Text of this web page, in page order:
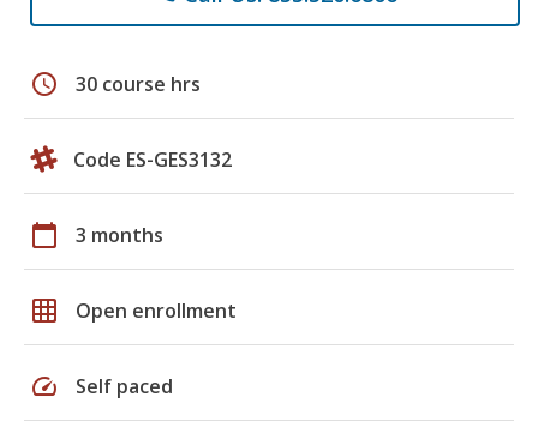
schedule 30 course hrs
Code ES-GES3132
calendar_today 3 months
grid_on Open enrollment
speed Self paced